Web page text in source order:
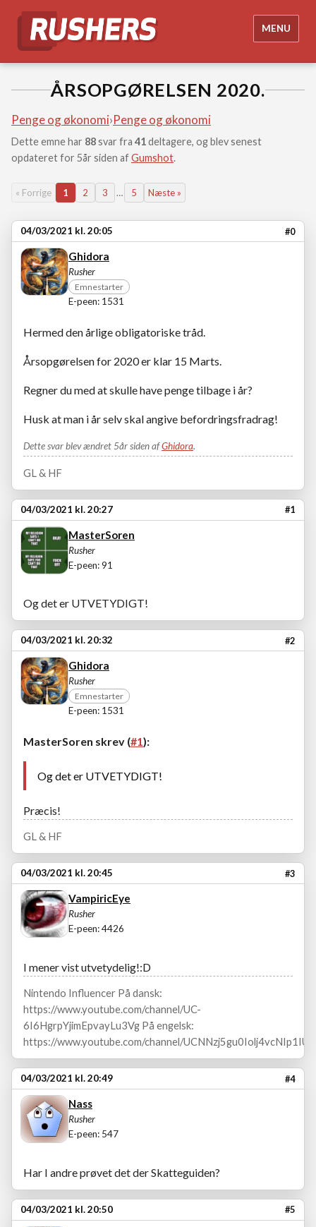
MENU
ÅRSOPGØRELSEN 2020.
Penge og økonomi›Penge og økonomi
Dette emne har 88svar fra 41deltagere, og blev senest
opdateret for 5år siden afGumshot.
« Forrige 1 2 3 … 5 Næste »
04/03/2021 kl. 20:05 #0
Ghidora
Rusher
Emnestarter
E-peen: 1531
Hermed den årlige obligatoriske tråd.
Årsopgørelsen for 2020 er klar 15 Marts.
Regner du med at skulle have penge tilbage i år?
Husk at man i år selv skal angive befordringsfradrag!
Dette svar blev ændret 5år siden afGhidora.
GL & HF
04/03/2021 kl. 20:27 #1
MasterSoren
Rusher
E-peen: 91
Og det er UTVETYDIGT!
04/03/2021 kl. 20:32 #2
Ghidora
Rusher
Emnestarter
E-peen: 1531
MasterSoren skrev (#1):
Og det er UTVETYDIGT!
Præcis!
GL & HF
04/03/2021 kl. 20:45 #3
VampiricEye
Rusher
E-peen: 4426
I mener vist utvetydelig!:D
Nintendo Influencer På dansk:
https://www.youtube.com/channel/UC-
6I6HgrpYjimEpvayLu3Vg På engelsk:
https://www.youtube.com/channel/UCNNzj5gu0Iolj4vcNIp1IUA
04/03/2021 kl. 20:49 #4
Nass
Rusher
E-peen: 547
Har I andre prøvet det der Skatteguiden?
04/03/2021 kl. 20:50 #5